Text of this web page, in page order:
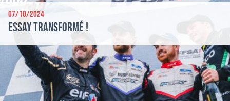
07/10/2024
Essay transformé !